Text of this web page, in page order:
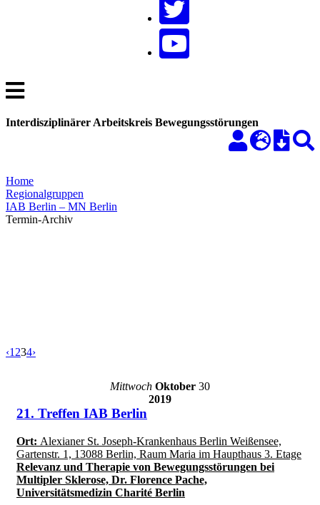
Interdisziplinärer Arbeitskreis Bewegungsstörungen
Home
Regionalgruppen
IAB Berlin – MN Berlin
Termin-Archiv
‹1 234›
Mittwoch Oktober 30
2019
21. Treffen IAB Berlin
Ort: Alexianer St. Joseph-Krankenhaus Berlin Weißensee,
Gartenstr. 1, 13088 Berlin, Raum Maria im Haupthaus 3. Etage
Relevanz und Therapie von Bewegungsstörungen bei
Multipler Sklerose, Dr. Florence Pache,
Universitätsmedizin Charité Berlin